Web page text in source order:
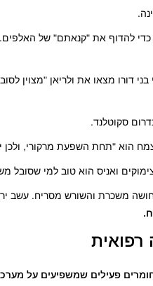
דורו מצאו את ולריאן "מצוין
סקוטלנד.
הוא "תחת השפעת מרקורי,
ואניס הוא טוב למי שסובל
משכרת והשורש מסריח. עשב
רפואית
פעילים שמשפיעים על